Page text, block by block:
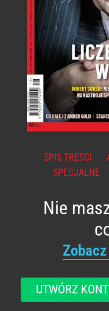
SPIS TREŚCI
SPECJALNE
Nie
UTWÓRZ